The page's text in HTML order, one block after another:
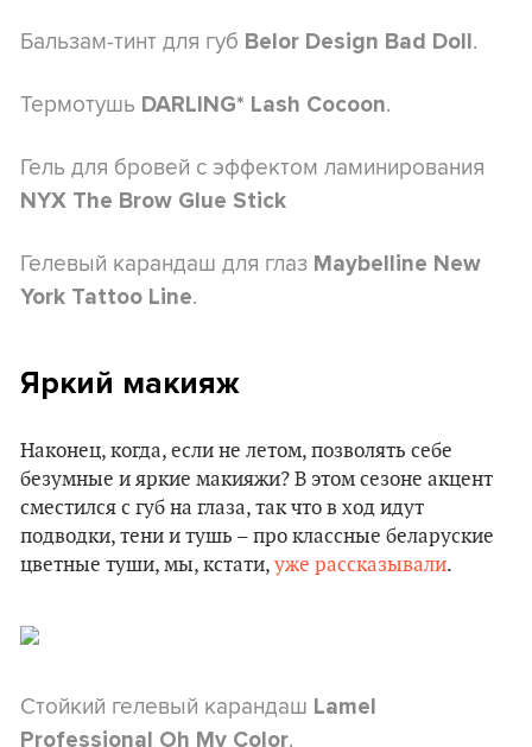
Бальзам-тинт для губ Belor Design Bad Doll.
Термотушь DARLING* Lash Cocoon.
Гель для бровей с эффектом ламинирования
NYX The Brow Glue Stick
Гелевый карандаш для глаз Maybelline New
York Tattoo Line.
Яркий макияж
Наконец, когда, если не летом, позволять себе
безумные и яркие макияжи? В этом сезоне акцент
сместился с губ на глаза, так что в ход идут
подводки, тени и тушь – про классные беларуские
цветные туши, мы, кстати, уже рассказывали.
Стойкий гелевый карандаш Lamel
Professional Oh My Color.